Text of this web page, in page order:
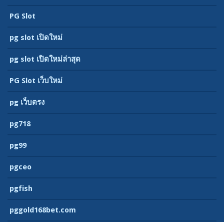
PG Slot
pg slot เปิดใหม่
pg slot เปิดใหม่ล่าสุด
PG Slot เว็บใหม่
pg เว็บตรง
pg718
pg99
pgceo
pgfish
pggold168bet.com